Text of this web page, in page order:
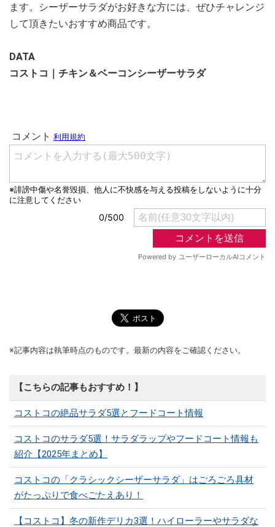
ます。シーザーサラダがお好きな方には、ぜひチャレンジ
して頂きたいおすすめ商品です。
DATA
コストコ｜チキン＆ベーコンシーザーサラダ
※記事内容は執筆時点のものです。最新の内容をご確認ください。
【こちらの記事もおすすめ！】
コストコの絶品サラダ5選とフードコート情報
コストコのサラダ5選！サラダラップやフードコート情報も
紹介【2025年まとめ】
コストコの「クラシックシーザーサラダ」はごろごろ具材
がたっぷりで食べごたえあり！
【コストコ】冬の新作デリカ3選！ハイローラーやサラダな